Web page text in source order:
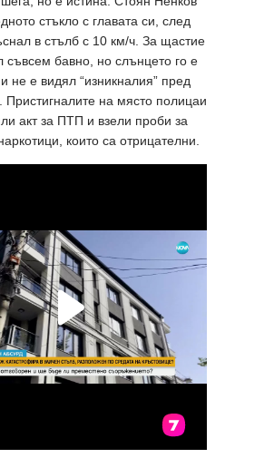
стъкло с главата си, след
в стълб с 10 км/ч. За щастие
съвсем бавно, но слънцето го е
не е видял “изникналия” пред
Пристигналите на място полицаи
акт за ПТП и взели проби за
които са отрицателни.